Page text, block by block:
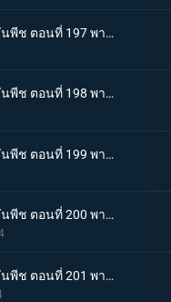
One piece วันพีช ตอนที่ 197 พากย์ไทย ยอดกุ๊กซันจิ! แสดงฝีมือในโรงอาหารกองทัพเรือ!
One piece วันพีช ตอนที่ 198 พากย์ไทย โซโลกับช็อปเปอร์ถูกจับกุม การผ่าตัดด่วน
One piece วันพีช ตอนที่ 199 พากย์ไทย ทีมสำรวจกองทัพเรือบุกจู่โจม! โดนจับเพิ่มเป็นสองแล้ว!
One piece วันพีช ตอนที่ 200 พากย์ไทย ลูฟี่กับซันจิสู้ตาย! ยุทธการช่วยเหลือ!
One piece วันพีช ตอนที่ 201 พากย์ไทย หน่วยพิเศษเลือดร้อนร่วมแจม! การต่อสู้ที่สะพานข้าม!